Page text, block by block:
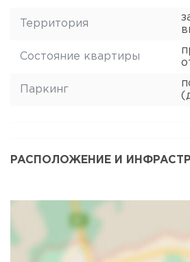
Территория
Состояние квартиры
Паркинг
РАСПОЛОЖЕНИЕ И